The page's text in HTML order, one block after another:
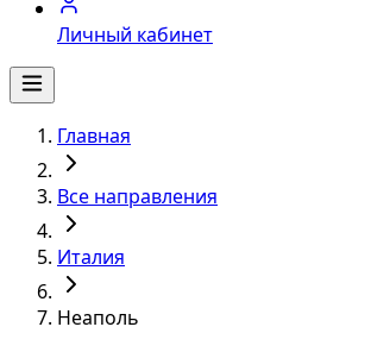
Личный кабинет
Главная
Все направления
Италия
Неаполь